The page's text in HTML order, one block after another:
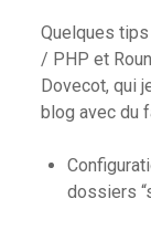
Quelques
/ PHP et
Dovecot, qui
blog avec du
dossiers